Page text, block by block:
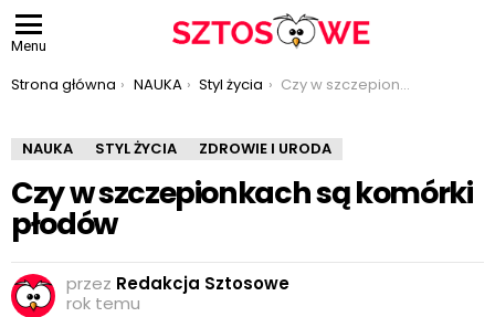
Menu
Jesteś tutaj:
Strona główna NAUKA Styl życia Czy w szczepionkach są komórki płodów
NAUKA STYL ŻYCIA ZDROWIE I URODA
Czy w szczepionkach są komórki
płodów
przez Redakcja Sztosowe
rok temu